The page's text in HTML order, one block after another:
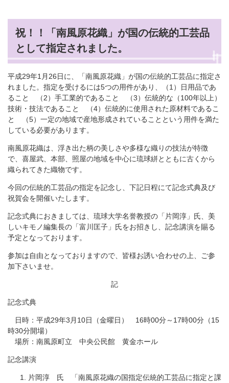
祝！！「南風原花織」が国の伝統的工芸品
として指定されました。
平成29年1月26日に、「南風原花織」が国の伝統的工芸品に指定さ
れました。指定を受けるには5つの用件があり、（1）日用品であ
ること （2）手工業的であること （3）伝統的な（100年以上）
技術・技法であること （4）伝統的に使用された原材料であるこ
と （5）一定の地域で産地形成されていることという用件を満た
している必要があります。
南風原花織は、浮き出た柄の美しさや多様な織りの技法が特徴
で、喜屋武、本部、照屋の地域を中心に琉球絣とともに古くから
織られてきた織物です。
今回の伝統的工芸品の指定を記念し、下記日程にて記念式典及び
祝賀会を開催いたします。
記念式典におきましては、琉球大学名誉教授の「片岡淳」氏、美
しいキモノ編集長の「富川匡子」氏をお招きし、記念講演を賜る
予定となっております。
参加は自由となっておりますので、皆様お誘い合わせの上、ご参
加下さいませ。
記
記念式典
日時：平成29年3月10日（金曜日） 16時00分～17時00分（15
時30分開場）
場所：南風原町立 中央公民館 黄金ホール
記念講演
片岡淳 氏 「南風原花織の国指定伝統的工芸品に指定と課